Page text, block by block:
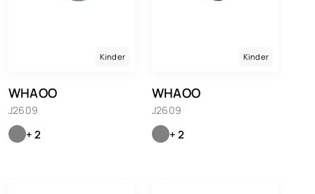
Kinder
WHAOO
J2609
+ 2
Kinder
WHAOO
J2609
+ 2